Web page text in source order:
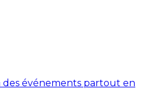
des événements partout en